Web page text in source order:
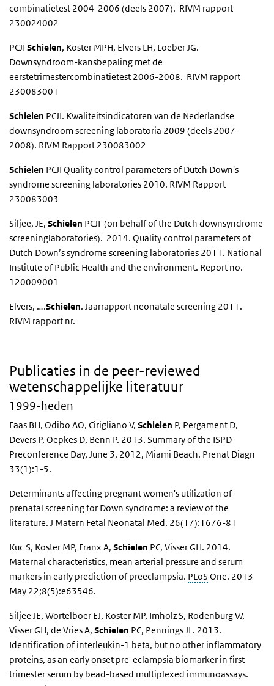
combinatietest 2004-2006 (deels 2007). RIVM rapport
230024002
PCJI Schielen, Koster MPH, Elvers LH, Loeber JG.
Downsyndroom-kansbepaling met de
eerstetrimestercombinatietest 2006-2008. RIVM rapport
230083001
Schielen PCJI. Kwaliteitsindicatoren van de Nederlandse
downsyndroom screening laboratoria 2009 (deels 2007-
2008). RIVM Rapport 230083002
Schielen PCJI Quality control parameters of Dutch Down's
syndrome screening laboratories 2010. RIVM Rapport
230083003
Siljee, JE, Schielen PCJI (on behalf of the Dutch downsyndrome
screeninglaboratories). 2014. Quality control parameters of
Dutch Down’s syndrome screening laboratories 2011. National
Institute of Public Health and the environment. Report no.
120009001
Elvers, ….Schielen. Jaarrapport neonatale screening 2011.
RIVM rapport nr.
Publicaties in de peer-reviewed
wetenschappelijke literatuur
1999-heden
Faas BH, Odibo AO, Cirigliano V, Schielen P, Pergament D,
Devers P, Oepkes D, Benn P. 2013. Summary of the ISPD
Preconference Day, June 3, 2012, Miami Beach. Prenat Diagn
33(1):1-5.
Determinants affecting pregnant women's utilization of
prenatal screening for Down syndrome: a review of the
literature. J Matern Fetal Neonatal Med. 26(17):1676-81
Kuc S, Koster MP, Franx A, Schielen PC, Visser GH. 2014.
Maternal characteristics, mean arterial pressure and serum
markers in early prediction of preeclampsia. PLoS One. 2013
May 22;8(5):e63546.
Siljee JE, Wortelboer EJ, Koster MP, Imholz S, Rodenburg W,
Visser GH, de Vries A, Schielen PC, Pennings JL. 2013.
Identification of interleukin-1 beta, but no other inflammatory
proteins, as an early onset pre-eclampsia biomarker in first
trimester serum by bead-based multiplexed immunoassays.